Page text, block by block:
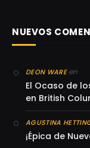
NUEVOS
DEON WAREen
El Ocaso de
en British
AGUSTINA
¡Épica de